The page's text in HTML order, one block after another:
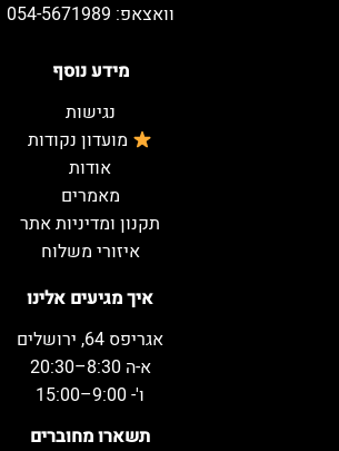
איך מגיעים אלינו
אגריפס 64, ירושלים
א-ה 8:30–20:30
ו'- 9:00–15:00
תשארו מחוברים
מידע נוסף
נגישות
מועדון נקודות
אודות
מאמרים
תקנון ומדיניות אתר
איזורי משלוח
וואצאפ: 054-5671989